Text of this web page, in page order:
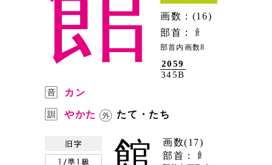
画数：(16)
部首：
部首内画数8
2059
345B
カン
やかた
たて・たち
館
画数(17)
部首：